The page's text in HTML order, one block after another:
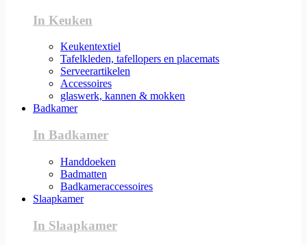
In Keuken
Keukentextiel
Tafelkleden, tafellopers en placemats
Serveerartikelen
Accessoires
glaswerk, kannen & mokken
Badkamer
In Badkamer
Handdoeken
Badmatten
Badkameraccessoires
Slaapkamer
In Slaapkamer